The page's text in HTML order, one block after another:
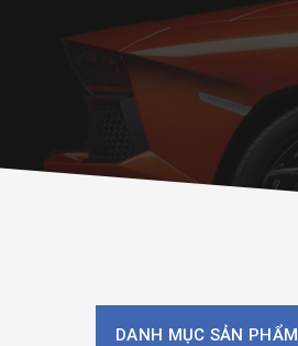
DANH MỤC SẢN PHẨM